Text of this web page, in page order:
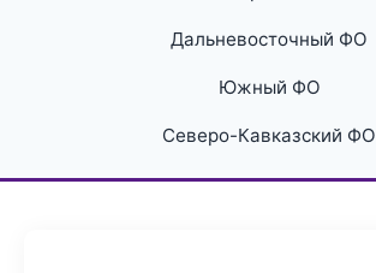
Дальневосточный ФО
Южный ФО
Северо-Кавказский ФО